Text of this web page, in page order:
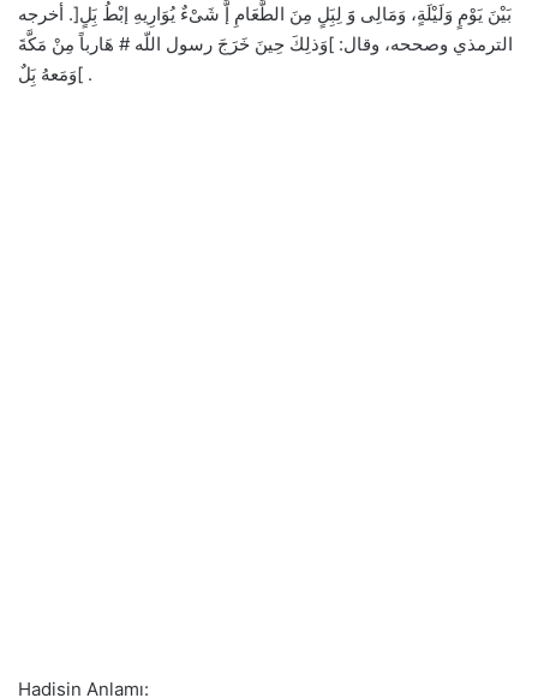
بَيْنَ يَوْمٍ وَلَيْلَةٍ، وَمَالِى وََ لِبَِلٍ مِنَ الطَّعَامِ إَّ شَىْءٌ يُوَارِيهِ إبْطُ بَِلٍ[. أخرجه
الترمذي وصححه، وقال: ]وَذلِكَ حِينَ خَرَجَ رسول اللّه # هَارباً مِنْ مَكَّةَ
وَمَعهُ بَِلٌ[ .
Hadisin Anlamı: